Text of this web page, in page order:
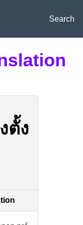
Search
ตั้ง